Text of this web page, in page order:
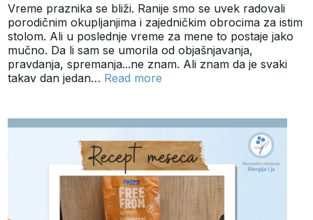
Vreme praznika se bliži. Ranije smo se uvek radovali
porodičnim okupljanjima i zajedničkim obrocima za istim
stolom. Ali u poslednje vreme za mene to postaje jako
mučno. Da li sam se umorila od objašnjavanja,
pravdanja, spremanja...ne znam. Ali znam da je svaki
takav dan jedan… Read more